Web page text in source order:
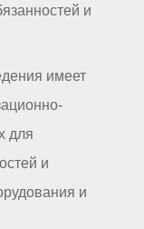
и
имеет
для
и
и